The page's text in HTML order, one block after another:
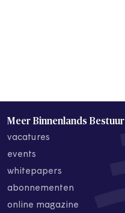
Meer Binnenlands Bestuur
vacatures
events
whitepapers
abonnementen
online magazine